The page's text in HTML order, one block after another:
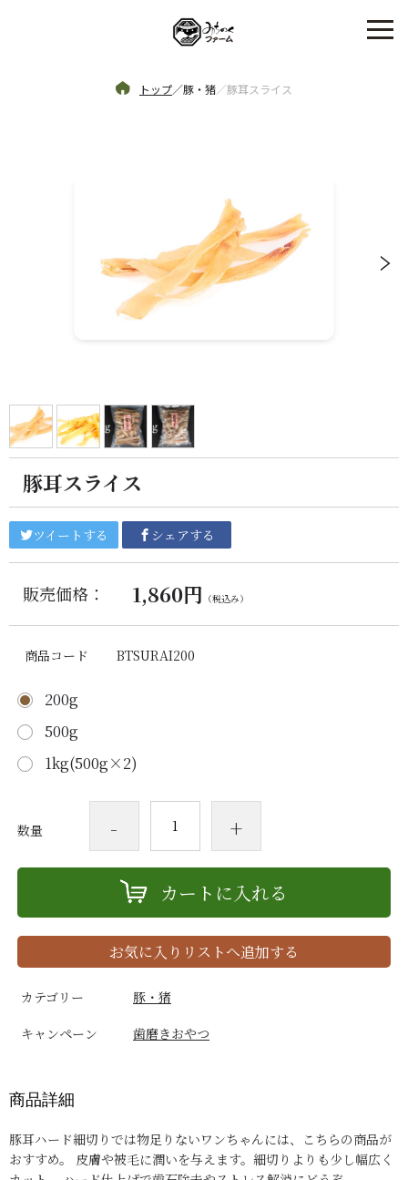
トップ／豚・猪／豚耳スライス
豚耳スライス
ツイートする シェアする
販売価格： 1,860円 （税込み）
商品コード BTSURAI200
200g
500g
1kg(500g×2)
数量 - +
カートに入れる
お気に入りリストへ追加する
カテゴリー
豚・猪
キャンペーン
歯磨きおやつ
商品詳細
豚耳ハード細切りでは物足りないワンちゃんには、こちらの商品が
おすすめ。 皮膚や被毛に潤いを与えます。細切りよりも少し幅広く